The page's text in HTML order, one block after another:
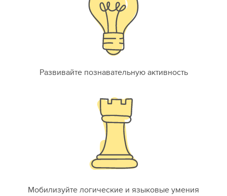
Развивайте познавательную активность
Мобилизуйте логические и языковые умения